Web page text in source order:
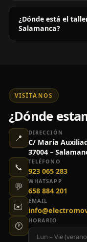
¿Dónde está el
Salamanca?
VISÍTANOS
¿Dónde
📍
DIRECCIÓN
C/ María
37004 –
📞
TELÉFONO
923 065 283
💬
WHATSAPP
658 884 201
✉️
EMAIL
🕐
HORARIO
Lun – Vie